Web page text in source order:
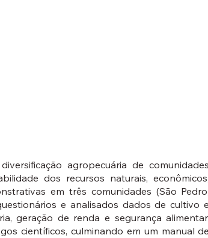
agropecuária de comunidades
dos recursos naturais, econômicos,
em três comunidades (São Pedro,
e analisados dados de cultivo e
geração de renda e segurança alimentar.
científicos, culminando em um manual de